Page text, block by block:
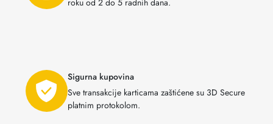
Sigurna kupovina
Sve transakcije karticama zaštićene su 3D Secure
platnim protokolom.